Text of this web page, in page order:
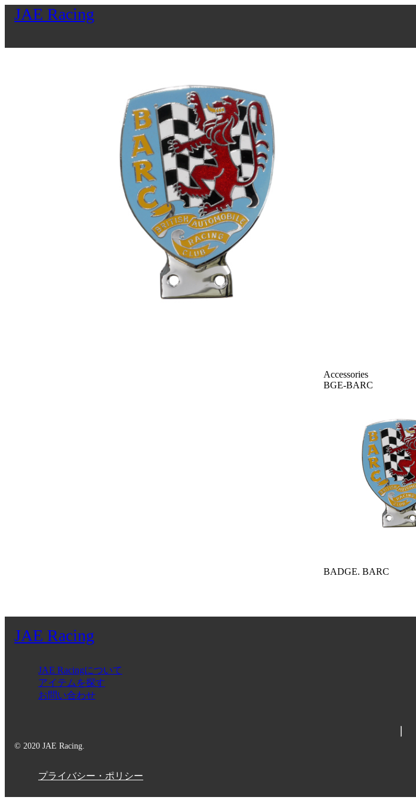
JAE Racing
Accessories
BGE-BARC
BADGE. BARC
JAE Racing
JAE Racingについて
アイテムを探す
お問い合わせ
© 2020 JAE Racing.
プライバシー・ポリシー